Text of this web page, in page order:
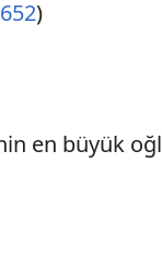
)
en büyük